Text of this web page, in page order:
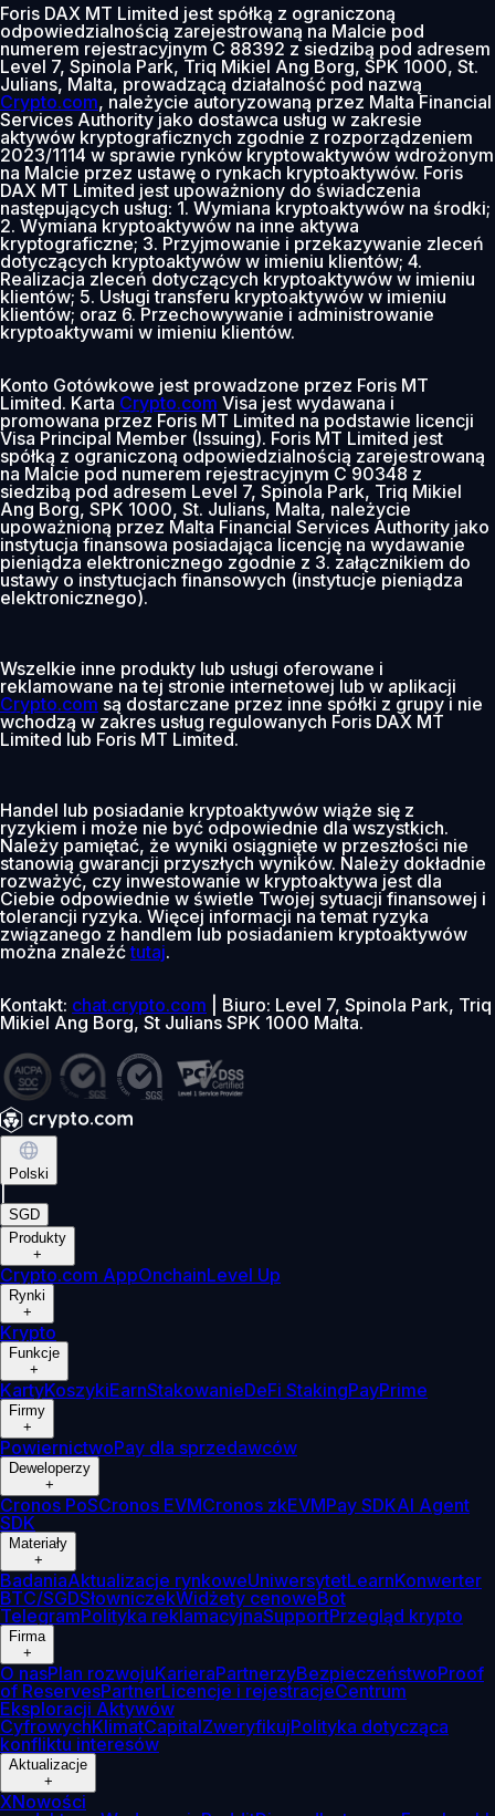
Foris DAX MT Limited jest spółką z ograniczoną
odpowiedzialnością zarejestrowaną na Malcie pod
numerem rejestracyjnym C 88392 z siedzibą pod adresem
Level 7, Spinola Park, Triq Mikiel Ang Borg, SPK 1000, St.
Julians, Malta, prowadzącą działalność pod nazwą
Crypto.com, należycie autoryzowaną przez Malta Financial
Services Authority jako dostawca usług w zakresie
aktywów kryptograficznych zgodnie z rozporządzeniem
2023/1114 w sprawie rynków kryptowaktywów wdrożonym
na Malcie przez ustawę o rynkach kryptoaktywów. Foris
DAX MT Limited jest upoważniony do świadczenia
następujących usług: 1. Wymiana kryptoaktywów na środki;
2. Wymiana kryptoaktywów na inne aktywa
kryptograficzne; 3. Przyjmowanie i przekazywanie zleceń
dotyczących kryptoaktywów w imieniu klientów; 4.
Realizacja zleceń dotyczących kryptoaktywów w imieniu
klientów; 5. Usługi transferu kryptoaktywów w imieniu
klientów; oraz 6. Przechowywanie i administrowanie
kryptoaktywami w imieniu klientów.
Konto Gotówkowe jest prowadzone przez Foris MT
Limited. Karta Crypto.com Visa jest wydawana i
promowana przez Foris MT Limited na podstawie licencji
Visa Principal Member (Issuing). Foris MT Limited jest
spółką z ograniczoną odpowiedzialnością zarejestrowaną
na Malcie pod numerem rejestracyjnym C 90348 z
siedzibą pod adresem Level 7, Spinola Park, Triq Mikiel
Ang Borg, SPK 1000, St. Julians, Malta, należycie
upoważnioną przez Malta Financial Services Authority jako
instytucja finansowa posiadająca licencję na wydawanie
pieniądza elektronicznego zgodnie z 3. załącznikiem do
ustawy o instytucjach finansowych (instytucje pieniądza
elektronicznego).
Wszelkie inne produkty lub usługi oferowane i
reklamowane na tej stronie internetowej lub w aplikacji
Crypto.com są dostarczane przez inne spółki z grupy i nie
wchodzą w zakres usług regulowanych Foris DAX MT
Limited lub Foris MT Limited.
Handel lub posiadanie kryptoaktywów wiąże się z
ryzykiem i może nie być odpowiednie dla wszystkich.
Należy pamiętać, że wyniki osiągnięte w przeszłości nie
stanowią gwarancji przyszłych wyników. Należy dokładnie
rozważyć, czy inwestowanie w kryptoaktywa jest dla
Ciebie odpowiednie w świetle Twojej sytuacji finansowej i
tolerancji ryzyka. Więcej informacji na temat ryzyka
związanego z handlem lub posiadaniem kryptoaktywów
można znaleźćtutaj.
Kontakt: chat.crypto.com | Biuro: Level 7, Spinola Park, Triq
Mikiel Ang Borg, St Julians SPK 1000 Malta.
Polski
SGD
Produkty
+
Crypto.com AppOnchainLevel Up
Rynki
+
Krypto
Funkcje
+
KartyKoszykiEarnStakowanieDeFi StakingPayPrime
Firmy
+
PowiernictwoPay dla sprzedawców
Deweloperzy
+
Cronos PoSCronos EVMCronos zkEVMPay SDKAI Agent
SDK
Materiały
+
BadaniaAktualizacje rynkoweUniwersytetLearnKonwerter
BTC/SGDSłowniczekWidżety cenoweBot
TelegramPolityka reklamacyjnaSupportPrzegląd krypto
Firma
+
O nasPlan rozwojuKarieraPartnerzyBezpieczeństwoProof
of ReservesPartnerLicencje i rejestracjeCentrum
Eksploracji Aktywów
CyfrowychKlimatCapitalZweryfikujPolityka dotycząca
konfliktu interesów
Aktualizacje
+
XNowości